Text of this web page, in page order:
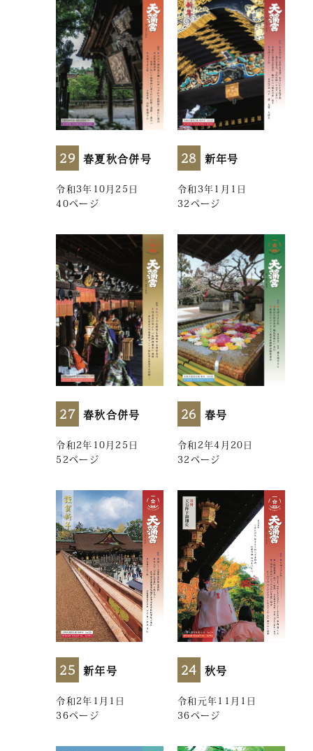
29 春夏秋合併号
令和3年10月25日
40ページ
28 新年号
令和3年1月1日
32ページ
27 春秋合併号
令和2年10月25日
52ページ
26 春号
令和2年4月20日
32ページ
25 新年号
令和2年1月1日
36ページ
24 秋号
令和元年11月1日
36ページ